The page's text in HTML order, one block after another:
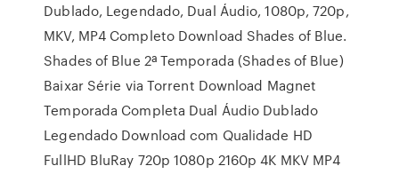
Dublado, Legendado, Dual Áudio, 1080p, 720p,
MKV, MP4 Completo Download Shades of Blue.
Shades of Blue 2ª Temporada (Shades of Blue)
Baixar Série via Torrent Download Magnet
Temporada Completa Dual Áudio Dublado
Legendado Download com Qualidade HD
FullHD BluRay 720p 1080p 2160p 4K MKV MP4